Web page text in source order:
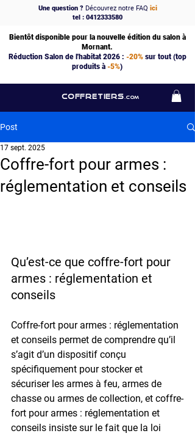
COFFRETIERS .COM
Une question ?Découvrez notre FAQ ici
tel : 0412333580
Bientôt disponible pour la nouvelle édition du salon à
Mornant.
Réduction Salon de l'habitat 2026 : -20%sur tout (top
produits à -5%)
Post
Coffre-fort pour armes :
réglementation et conseils
17 sept. 2025
Qu’est-ce que coffre-fort pour
armes : réglementation et
conseils
Coffre-fort pour armes : réglementation
et conseils permet de comprendre qu’il
s’agit d’un dispositif conçu
spécifiquement pour stocker et
sécuriser les armes à feu, armes de
chasse ou armes de collection, et coffre-
fort pour armes : réglementation et
conseils insiste sur le fait que la loi